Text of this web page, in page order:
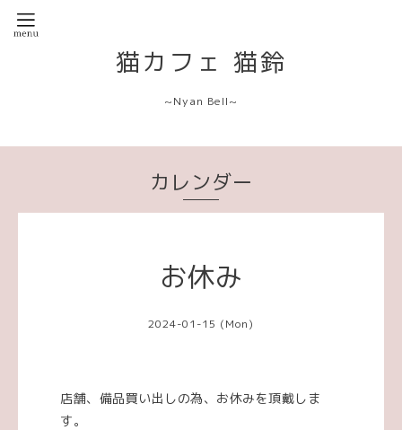
猫カフェ 猫鈴
~Nyan Bell~
カレンダー
お休み
2024-01-15 (Mon)
店舗、備品買い出しの為、お休みを頂戴しま
す。